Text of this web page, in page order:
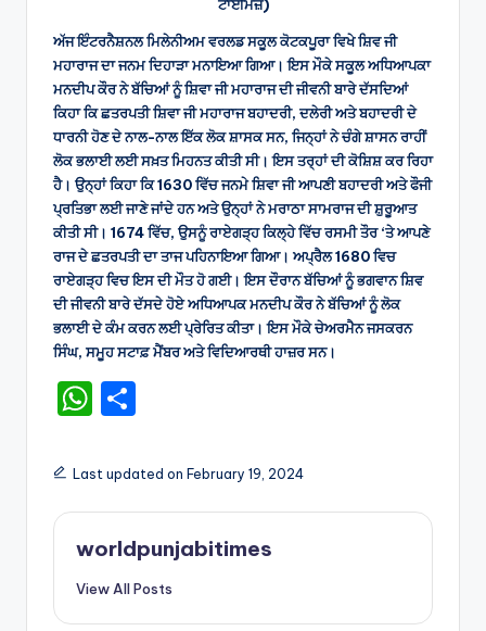
ਟਾਈਮਜ਼)
ਅੱਜ ਇੰਟਰਨੈਸ਼ਨਲ ਮਿਲੇਨੀਅਮ ਵਰਲਡ ਸਕੂਲ ਕੋਟਕਪੂਰਾ ਵਿਖੇ ਸ਼ਿਵ ਜੀ
ਮਹਾਰਾਜ ਦਾ ਜਨਮ ਦਿਹਾੜਾ ਮਨਾਇਆ ਗਿਆ। ਇਸ ਮੌਕੇ ਸਕੂਲ ਅਧਿਆਪਕਾ
ਮਨਦੀਪ ਕੌਰ ਨੇ ਬੱਚਿਆਂ ਨੂੰ ਸ਼ਿਵਾ ਜੀ ਮਹਾਰਾਜ ਦੀ ਜੀਵਨੀ ਬਾਰੇ ਦੱਸਦਿਆਂ
ਕਿਹਾ ਕਿ ਛਤਰਪਤੀ ਸ਼ਿਵਾ ਜੀ ਮਹਾਰਾਜ ਬਹਾਦਰੀ, ਦਲੇਰੀ ਅਤੇ ਬਹਾਦਰੀ ਦੇ
ਧਾਰਨੀ ਹੋਣ ਦੇ ਨਾਲ-ਨਾਲ ਇੱਕ ਲੋਕ ਸ਼ਾਸਕ ਸਨ, ਜਿਨ੍ਹਾਂ ਨੇ ਚੰਗੇ ਸ਼ਾਸਨ ਰਾਹੀਂ
ਲੋਕ ਭਲਾਈ ਲਈ ਸਖ਼ਤ ਮਿਹਨਤ ਕੀਤੀ ਸੀ। ਇਸ ਤਰ੍ਹਾਂ ਦੀ ਕੋਸ਼ਿਸ਼ ਕਰ ਰਿਹਾ
ਹੈ। ਉਨ੍ਹਾਂ ਕਿਹਾ ਕਿ 1630 ਵਿੱਚ ਜਨਮੇ ਸ਼ਿਵਾ ਜੀ ਆਪਣੀ ਬਹਾਦਰੀ ਅਤੇ ਫੌਜੀ
ਪ੍ਰਤਿਭਾ ਲਈ ਜਾਣੇ ਜਾਂਦੇ ਹਨ ਅਤੇ ਉਨ੍ਹਾਂ ਨੇ ਮਰਾਠਾ ਸਾਮਰਾਜ ਦੀ ਸ਼ੁਰੂਆਤ
ਕੀਤੀ ਸੀ। 1674 ਵਿੱਚ, ਉਸਨੂੰ ਰਾਏਗੜ੍ਹ ਕਿਲ੍ਹੇ ਵਿੱਚ ਰਸਮੀ ਤੌਰ ‘ਤੇ ਆਪਣੇ
ਰਾਜ ਦੇ ਛਤਰਪਤੀ ਦਾ ਤਾਜ ਪਹਿਨਾਇਆ ਗਿਆ। ਅਪ੍ਰੈਲ 1680 ਵਿਚ
ਰਾਏਗੜ੍ਹ ਵਿਚ ਇਸ ਦੀ ਮੌਤ ਹੋ ਗਈ। ਇਸ ਦੌਰਾਨ ਬੱਚਿਆਂ ਨੂੰ ਭਗਵਾਨ ਸ਼ਿਵ
ਦੀ ਜੀਵਨੀ ਬਾਰੇ ਦੱਸਦੇ ਹੋਏ ਅਧਿਆਪਕ ਮਨਦੀਪ ਕੌਰ ਨੇ ਬੱਚਿਆਂ ਨੂੰ ਲੋਕ
ਭਲਾਈ ਦੇ ਕੰਮ ਕਰਨ ਲਈ ਪ੍ਰੇਰਿਤ ਕੀਤਾ। ਇਸ ਮੌਕੇ ਚੇਅਰਮੈਨ ਜਸਕਰਨ
ਸਿੰਘ, ਸਮੂਹ ਸਟਾਫ਼ ਮੈਂਬਰ ਅਤੇ ਵਿਦਿਆਰਥੀ ਹਾਜ਼ਰ ਸਨ।
W
a
ts
A
p
ar
e
Last updated on February 19, 2024
worldpunjabitimes
View All Posts